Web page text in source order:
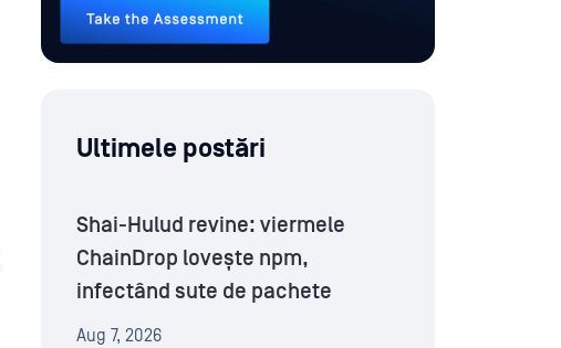
Ultimele postări
Shai-Hulud revine: viermele
ChainDrop lovește npm,
infectând sute de pachete
Aug 7, 2026